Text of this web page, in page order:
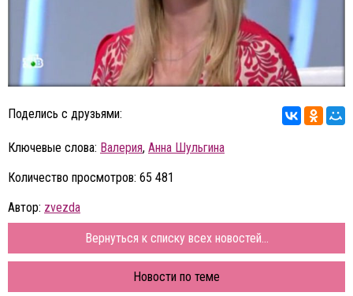
Поделись с друзьями:
Ключевые слова: Валерия, Анна Шульгина
Количество просмотров: 65 481
Автор: zvezda
Вернуться к списку всех новостей...
Новости по теме